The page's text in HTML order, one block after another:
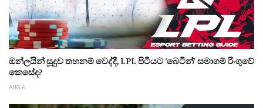
ඔන්ලයින් සූදුව තහනම් වෙද්දී, LPL පිටියට ‘බෙටින්’ සමාගම් රිංගුවේ
කෙසේද?
AUG 6